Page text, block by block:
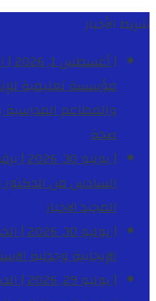
شريط الأخبار
[ أغسطس 1, 2026 ]
مؤسسة تعليمية
والمطاعم المدرسية
صحة
[ يوليو 30, 2026 ]
السادس من
المجيدالاخبار
[ يوليو 30, 2026 ]
الإيجابية وجدلية
[ يوليو 29, 2026 ]